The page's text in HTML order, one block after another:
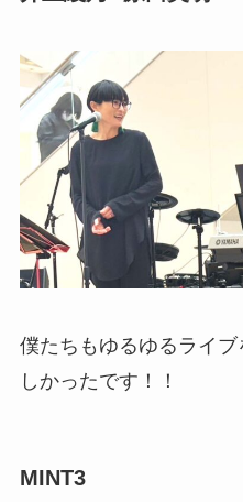
僕たちもゆるゆるライ
しかったです！！
MINT3